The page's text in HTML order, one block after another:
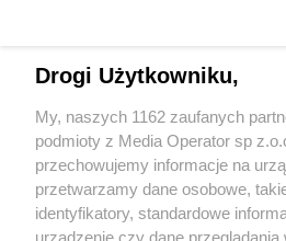
Wydawca mediówlokalnych
Drogi Użytkowniku,
My, naszych 1162 zaufanych
podmioty z Media Operator sp
przechowujemy informacje na
przetwarzamy dane osobowe,
identyfikatory, standardowe
urządzenie czy dane przeglądania